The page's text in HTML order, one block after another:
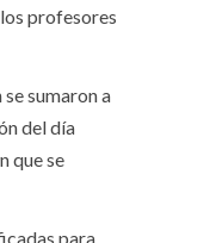
profesores
sumaron a
del día
que se
para